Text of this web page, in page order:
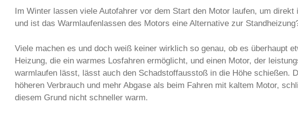
Im Winter lassen viele Autofahrer vor dem Start den Motor laufen, um
und ist das Warmlaufenlassen des Motors eine Alternative zur
Viele machen es und doch weiß keiner wirklich so genau, ob es überhaupt
Heizung, die ein warmes Losfahren ermöglicht, und einen Motor, der
warmlaufen lässt, lässt auch den Schadstoffausstoß in die Höhe schießen.
höheren Verbrauch und mehr Abgase als beim Fahren mit kaltem Motor,
diesem Grund nicht schneller warm.